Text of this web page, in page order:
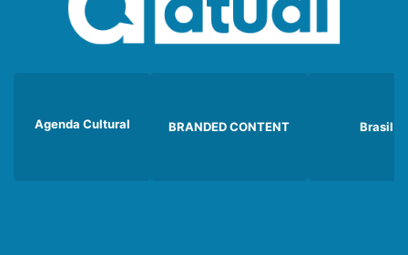
Agenda Cultural BRANDED CONTENT Brasil